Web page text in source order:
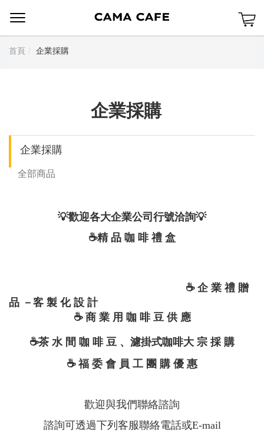
首頁 企業採購
企業採購
企業採購
全部商品
💡歡迎各大企業公司行號洽詢💡
☕精 品 咖 啡 禮 盒
☕ 企 業 禮 贈
品 －客 製 化 設 計
☕ 商 業 用 咖 啡 豆 供 應
☕茶 水 間 咖 啡 豆 、濾掛式咖啡大 宗 採 購
☕ 福 委 會 員 工 團 購 優 惠
歡迎與我們聯絡諮詢
諮詢可透過下列客服聯絡電話或E-mail